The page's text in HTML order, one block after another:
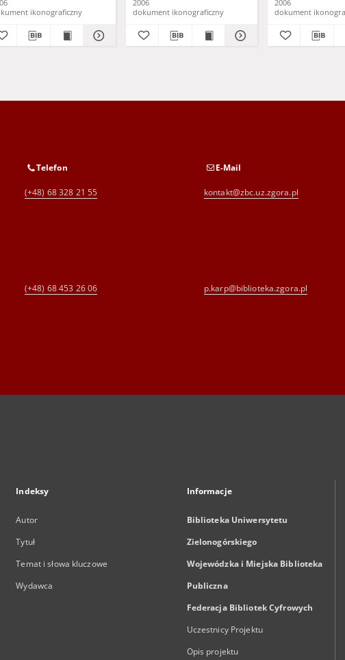
ikonograficzny
2006
dokument ikonograficzny
2006
dokument
Telefon
(+48) 68 328 21 55
E-Mail
kontakt@zbc.uz.zgora.pl
(+48) 68 453 26 06 p.karp@biblioteka.zgora.pl
Indeksy
Autor
Tytuł
Temat i słowa kluczowe
Wydawca
Informacje
Biblioteka Uniwersytetu
Zielonogórskiego
Wojewódzka i Miejska Biblioteka
Publiczna
Federacja Bibliotek Cyfrowych
Uczestnicy Projektu
Opis projektu